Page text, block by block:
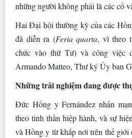
những người không phải là các cố
Hai Đại hội thường kỳ của các
đã diễn ra (Feria quarta, vì theo
chức vào thứ Tư) và công việc
Armando Matteo, Thư ký Ủy ban
Những trải nghiệm đang được
Đức Hồng y Fernández nhấn
theo tinh thần hiệp hành, và sự
và Hồng y từ khắp nơi trên thế giới